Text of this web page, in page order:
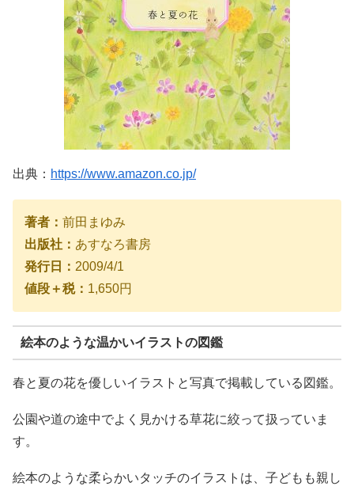
出典： https://www.amazon.co.jp/
著者： 前田まゆみ
出版社： あすなろ書房
発行日： 2009/4/1
値段＋税： 1,650円
絵本のような温かいイラストの図鑑
春と夏の花を優しいイラストと写真で掲載している図鑑。
公園や道の途中でよく見かける草花に絞って扱っていま
す。
絵本のような柔らかいタッチのイラストは、子どもも親し